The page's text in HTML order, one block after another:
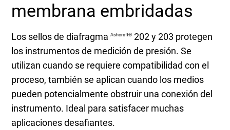
Póngase en contacto
Solicitar cotización
membrana embridadas
Los sellos de diafragmaAshcroft® 202 y 203 protegen
los instrumentos de medición de presión. Se
utilizan cuando se requiere compatibilidad con el
proceso, también se aplican cuando los medios
pueden potencialmente obstruir una conexión del
instrumento. Ideal para satisfacer muchas
aplicaciones desafiantes.